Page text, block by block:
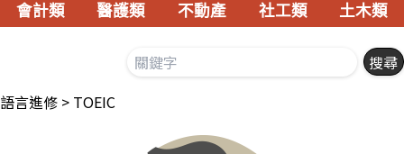
會計類
醫護類 不動產 社工類 土木類
語言進修 TOEIC